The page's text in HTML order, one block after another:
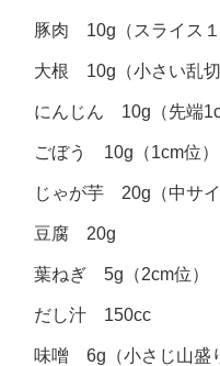
豚肉 10g（スライス１
大根 10g（小さい乱切
にんじん 10g（先端
ごぼう 10g（1cm位）
じゃが芋 20g（中サイ
豆腐 20g
葉ねぎ 5g（2cm位）
だし汁 150cc
味噌 6g（小さじ山盛